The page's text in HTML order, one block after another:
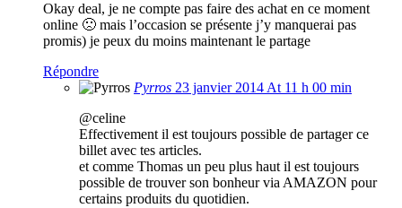
Okay deal, je ne compte pas faire des achat en ce moment
online 🙁 mais l’occasion se présente j’y manquerai pas
promis) je peux du moins maintenant le partage
Répondre
Pyrros 23 janvier 2014 At 11 h 00 min
@celine
Effectivement il est toujours possible de partager ce
billet avec tes articles.
et comme Thomas un peu plus haut il est toujours
possible de trouver son bonheur via AMAZON pour
certains produits du quotidien.